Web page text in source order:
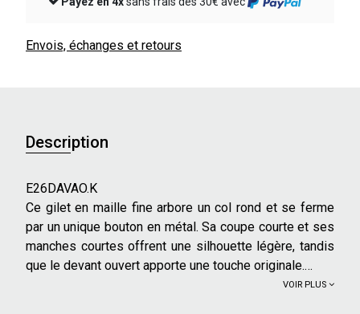
Envois, échanges et retours
Description
E26DAVAO.K
Ce gilet en maille fine arbore un col rond et se ferme
par un unique bouton en métal. Sa coupe courte et ses
manches courtes offrent une silhouette légère, tandis
que le devant ouvert apporte une touche originale.
VOIR PLUS